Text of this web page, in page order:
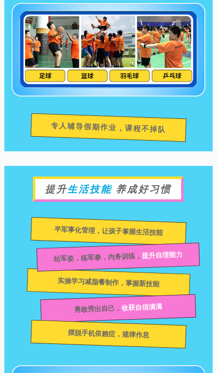
专人辅导假期作业，课程不掉队
提升生活技能 养成好习惯
半军事化管理，让孩子掌握生活技能
站军姿，练军拳，内务训练，提升自理能力
实操学习减脂餐制作，掌握新技能
勇敢秀出自己，收获自信满满
摆脱手机依赖症，规律作息